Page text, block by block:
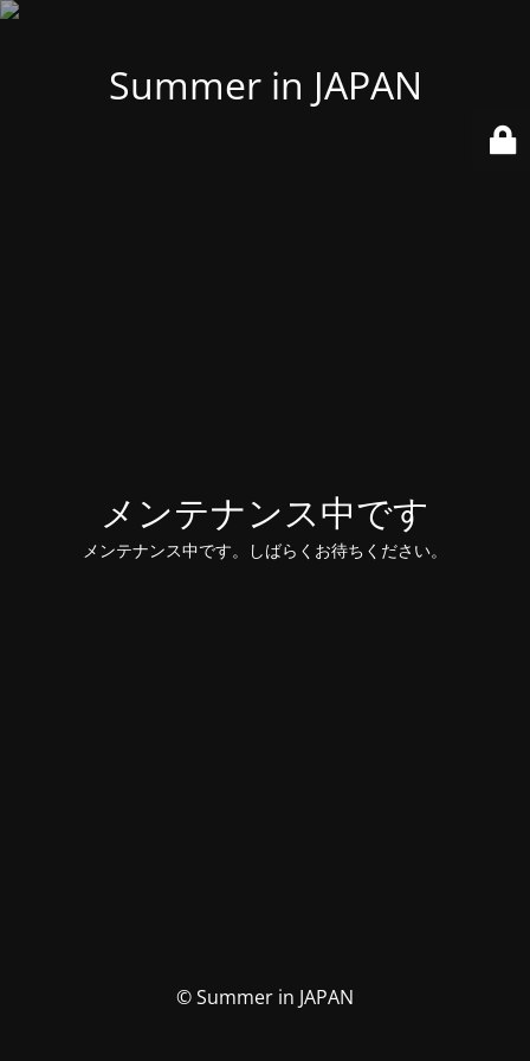
Summer in JAPAN
メンテナンス中です
メンテナンス中です。しばらくお待ちください。
© Summer in JAPAN